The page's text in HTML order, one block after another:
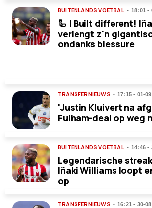
BUITENLANDS VOETBAL 18:01 -
🦾 | Built different!
verlengt z'n
ondanks blessure
TRANSFERNIEUWS 17:15 - 01-
'Justin Kluivert na
Fulham-deal op weg
BUITENLANDS VOETBAL 14:46 -
Legendarische
Iñaki Williams loopt
op
TRANSFERNIEUWS 16:21 - 30-